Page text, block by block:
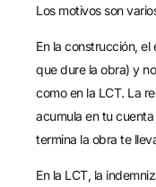
Los motivos son
En la construcción,
que dure la obra) y
como en la LCT. La
acumula en tu
termina la obra te
En la LCT, la